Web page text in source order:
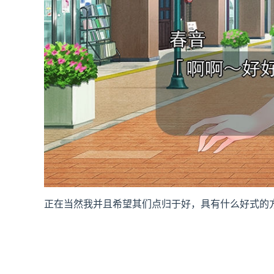
正在当然我并且希望其们点归于好，具有什么好式的